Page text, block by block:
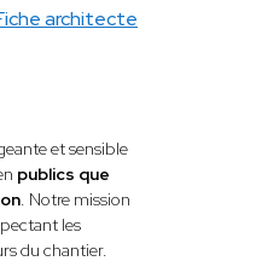
architecte
et sensible
publics que
. Notre mission
les
du chantier.